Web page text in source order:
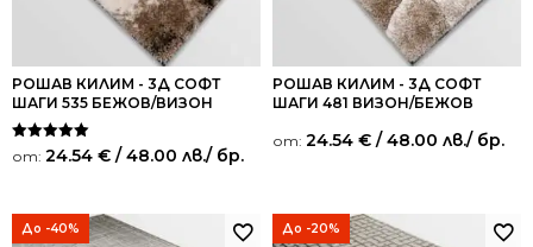
РОШАВ КИЛИМ - 3Д СОФТ
ШАГИ 535 БЕЖОВ/ВИЗОН
Оценено на
5.00
от: 24.54 € / 48.00 лв./ бр.
РОШАВ КИЛИМ - 3Д СОФТ
ШАГИ 481 ВИЗОН/БЕЖОВ
от: 24.54 € / 48.00 лв./ бр.
До -40% До -20%